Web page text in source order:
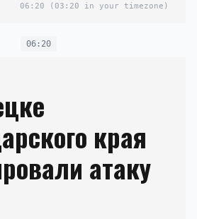
06:20 (03:20 in your timezone)
06:20
края
атаку